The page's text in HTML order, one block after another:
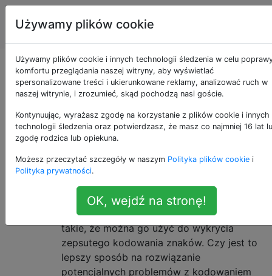
Inżynieria
oprogramowania
Pytania otagowane
jako http-request
1
Czy użycie „utf8 = ✓” jest lepsze
niż „utf8 = true”?
Ostatnio widziałem kilka identyfikatorów
URI zawierających parametr zapytania
„utf8 = ✓”. Moje pierwsze wrażenie (po
pomyśle „mmm, wygląda świetnie”) było
takie, że można go użyć do wykrycia
zepsutego kodowania znaków. Czy jest to
lepszy sposób na rozwiązanie
potencjalnych problemów z kodowaniem
Używamy plików cookie
Używamy plików cookie i innych technologii śledzenia w celu
komfortu przeglądania naszej witryny, aby wyświetlać
spersonalizowane treści i ukierunkowane reklamy, analizować ruch w
naszej witrynie, i zrozumieć, skąd pochodzą nasi goście.
Kontynuując, wyrażasz zgodę na korzystanie z plików cookie i innych
technologii śledzenia oraz potwierdzasz, że masz co najmniej 16 lat
zgodę rodzica lub opiekuna.
Możesz przeczytać szczegóły w naszym Polityka plików cookie i
Polityka prywatności.
OK, wejdź na stronę!